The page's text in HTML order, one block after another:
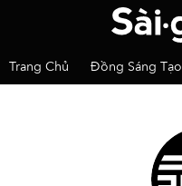
Trang Chủ Đồng Sáng Tạo